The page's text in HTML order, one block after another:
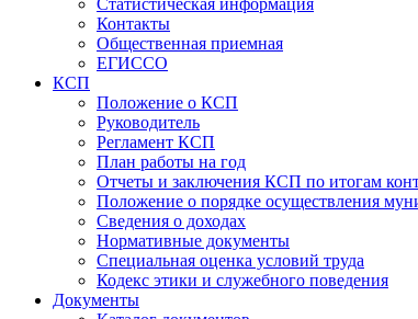
Статистическая информация
Контакты
Общественная приемная
ЕГИССО
КСП
Положение о КСП
Руководитель
Регламент КСП
План работы на год
Отчеты и заключения КСП по итогам
Положение о порядке осуществления
Сведения о доходах
Нормативные документы
Специальная оценка условий труда
Кодекс этики и служебного поведения
Документы